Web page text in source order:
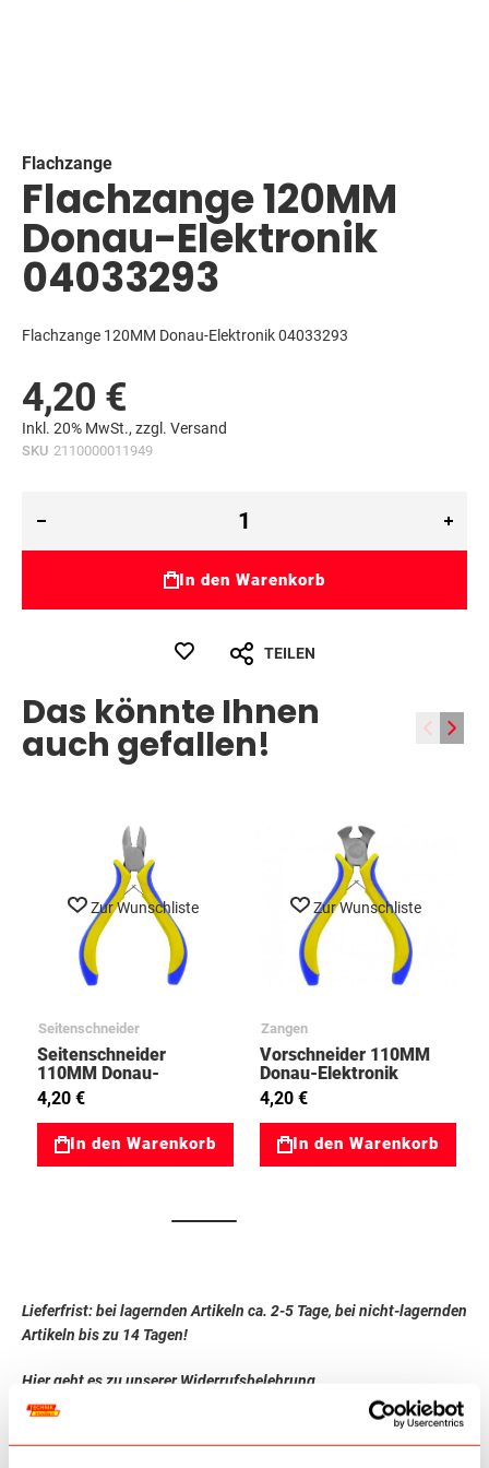
beginning
of
the
images
gallery
Flachzange
Flachzange 120MM
Donau-Elektronik
04033293
Flachzange 120MM Donau-Elektronik 04033293
4,20 €
Inkl. 20% MwSt., zzgl. Versand
SKU 2110000011949
In den Warenkorb
TEILEN
Das könnte Ihnen
auch gefallen! ‹ ›
Zur Wunschliste
Seitenschneider
Seitenschneider
110MM Donau-
Elektronik 04033291
4,20 €
In den Warenkorb
Zur Wunschliste
Zangen
Vorschneider 110MM
Donau-Elektronik
04034292
4,20 €
In den Warenkorb
Lieferfrist: bei lagernden Artikeln ca. 2-5 Tage, bei nicht-lagernden
Artikeln bis zu 14 Tagen!
Hier geht es zu unserer Widerrufsbelehrung